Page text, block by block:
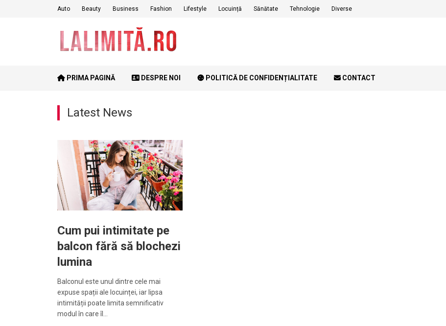
Auto Beauty Business Fashion Lifestyle Locuință Sănătate Tehnologie Diverse
PRIMA PAGINĂ DESPRE NOI POLITICĂ DE CONFIDENȚIALITATE CONTACT
Latest News
Cum pui intimitate pe
balcon fără să blochezi
lumina
Balconul este unul dintre cele mai
expuse spații ale locuinței, iar lipsa
intimității poate limita semnificativ
modul în care îl…